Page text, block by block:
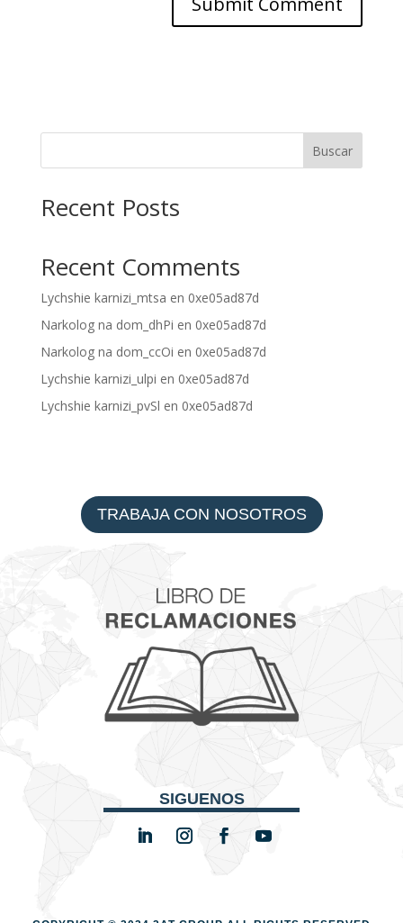
Buscar
Recent Posts
Recent Comments
Lychshie karnizi_mtsa en 0xe05ad87d
Narkolog na dom_dhPi en 0xe05ad87d
Narkolog na dom_ccOi en 0xe05ad87d
Lychshie karnizi_ulpi en 0xe05ad87d
Lychshie karnizi_pvSl en 0xe05ad87d
TRABAJA CON NOSOTROS
SIGUENOS